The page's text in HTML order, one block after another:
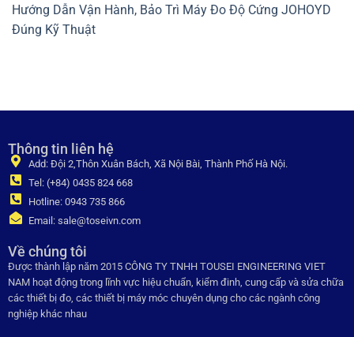
Hướng Dẫn Vận Hành, Bảo Trì Máy Đo Độ Cứng JOHOYD
Đúng Kỹ Thuật
Thông tin liên hệ
Add: Đội 2,Thôn Xuân Bách, Xã Nội Bài, Thành Phố Hà Nội.
Tel: (+84) 0435 824 668
Hotline: 0943 735 866
Email: sale@toseivn.com
Về chúng tôi
Được thành lập năm 2015 CÔNG TY TNHH TOUSEI ENGINEERING VIET
NAM hoạt động trong lĩnh vực hiệu chuẩn, kiểm đinh, cung cấp và sửa chữa
các thiết bị đo, các thiết bị máy móc chuyên dụng cho các ngành công
nghiệp khác nhau